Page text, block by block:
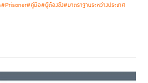
#Prisoner#คู่มือ#ผู้ต้องขัง#มาตราฐานระหว่างประเทศ